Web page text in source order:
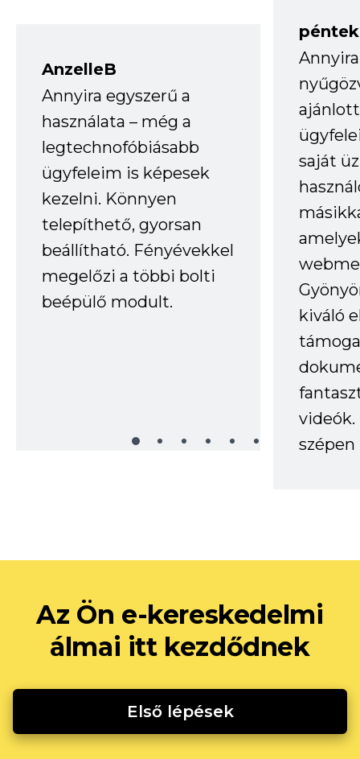
AnzelleB
Annyira egyszerű a
használata – még a
legtechnofóbiásabb
ügyfeleim is képesek
kezelni. Könnyen
telepíthető, gyorsan
beállítható. Fényévekkel
megelőzi a többi bolti
beépülő modult.
saját
kiváló
videók.
Az Ön e-kereskedelmi
álmai itt kezdődnek
Első lépések